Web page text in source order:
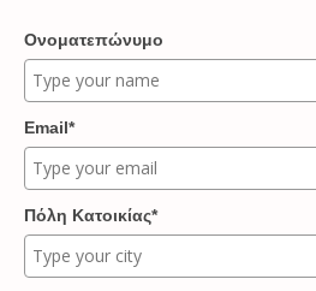
Ονοματεπώνυμο
Email*
Πόλη Κατοικίας*